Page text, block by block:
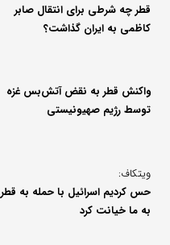
قطر چه شرطی برای انتقال صابر
کاظمی به ایران گذاشت؟
واکنش قطر به نقض آتش‌بس غزه
توسط رژیم صهیونیستی
ویتکاف:
حس کردیم اسرائیل با حمله به قطر
به ما خیانت کرد